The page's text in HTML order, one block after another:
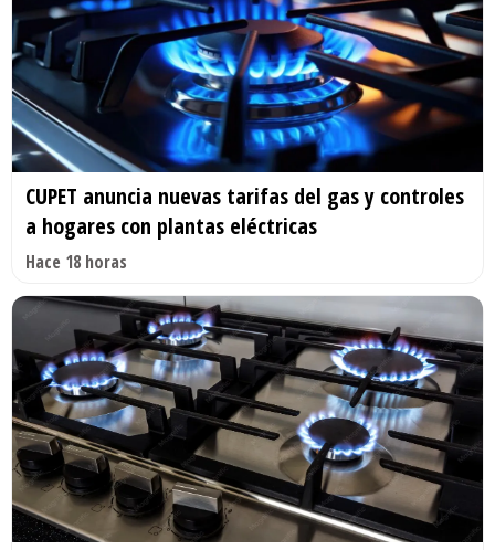
CUPET anuncia nuevas tarifas del gas y controles
a hogares con plantas eléctricas
Hace 18 horas